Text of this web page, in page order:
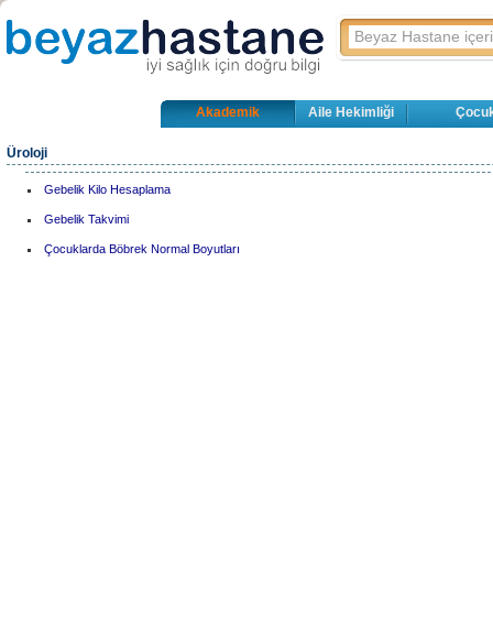
Akademik Aile Hekimliği
Üroloji
Gebelik Kilo Hesaplama
Gebelik Takvimi
Çocuklarda Böbrek Normal Boyutları